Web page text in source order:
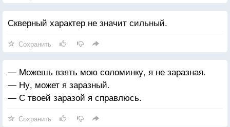
Скверный характер не значит сильный.
Сохранить
— Можешь взять мою соломинку, я не заразная.
— Ну, может я заразный.
— С твоей заразой я справлюсь.
Сохранить